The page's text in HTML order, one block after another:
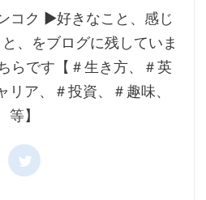
コク ▶好きなこと、感じ
、をブログに残していま
らです【＃生き方、＃英
リア、＃投資、＃趣味、
等】